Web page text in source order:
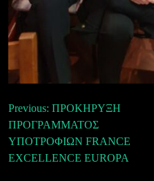
Πλοήγηση
άρθρων
Previous: ΠΡΟΚΗΡΥΞΗ
ΠΡΟΓΡΑΜΜΑΤΟΣ
ΥΠΟΤΡΟΦΙΩΝ FRANCE
EXCELLENCE EUROPA